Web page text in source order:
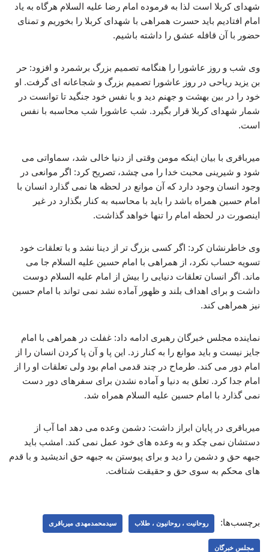
شهدای کربلا است لذا به فرموده امام رضا علیه السلام هرگاه به یاد
امام افتادیم باید حسرت همراهی با شهدای کربلا را بخوریم و تمنای
حضور با آن قافله عشق را داشته باشیم.
وی شب و روز عاشورا را هنگامه تصمیم بزرگ برشمرد و افزود: حر
بن یزید ریاحی در روز عاشورا تصمیم بزرگ و شجاعانه ای گرفت. او
خود را در بین بهشت و جهنم دید و با نفس خود جنگید تا توانست در
شمار شهدای کربلا قرار بگیرد. شب عاشورا شب محاسبه با نفس
است.
میرباقری با بیان اینکه مومن وقتی از دنیا خالی شد، سماواتی می
شود و شیرینی محبت خدا را می چشد، تصریح کرد: اگر موانعی در
وجود انسان وجود دارد که آن موانع در لحظه ها نمی گذارد انسان با
امام حسین همراه باشد را باید با محاسبه به کنار بگذارد در غیر
اینصورت در لحظه امام را تنها خواهد گذاشت.
وی خاطرنشان کرد: اگر کسی بزرگ تر از دینا نشد و با تعلقات خود
تسویه حساب نکرد، از همراهی با امام حسین علیه السلام جا می
ماند. اگر انسان تعلقات دنیایی را بیش از امام علیه السلام دوست
داشت و برای اهداف بلند و ظهور آماده نشد نمی تواند با امام حسین
نیز همراهی کند.
نماینده مجلس خبرگان رهبری ادامه داد: غفلت در همراهی با امام
جایز نیست و باید موانع را به کنار زد. این پا و آن پا کردن انسان را از
امام دور می کند. طرماح در چند قدمی امام بود ولی تعلقات او را از
امام جدا کرد. تعلق به دنیا و آماده نشدن برای سفرهای دور دست
نمی گذارد با امام حسین علیه السلام همراه شد.
میرباقری در پایان ابراز داشت: دشمن وعده می دهد اما آب از
دستشان نمی چکد و به وعده های خود عمل نمی کند. امشب باید
جبهه حق و دشمن را دید و برای پیوستن به جبهه حق اندیشید و با قدم
های محکم به سوی حق و حقیقت شتافت.
برچسب‌ها: روحانیت ، روحانیون ، طلاب سیدمحمدمهدی میرباقری
مجلس خبرگان